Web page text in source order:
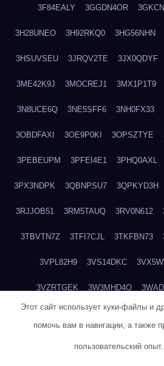
3F84EALY 3GGDN4OR
3H28UNEO 3H92RKQ0 3HG56NHN
3HSUVSEU 3JRQV2TE 3JX0QDYF
3ME42K9J 3MOCREJ1 3MX1P1T9
3N8UCE6Q 3NE5SFF6 3NH0FX33
3OBDFAXI 3OE9P0KI 3OPSZTYE
3PEBEUPM 3PFEI4E1 3PHQ0AXL
3PX3NDPK 3QBNPSU7 3QPKYD3H
3RJJOB51 3RM5TAUQ 3RV0N612
3TBVTN7Z 3TFI7CJL 3TKFBN73
3VPL82H9 3VS14DKC
3VZRTGEK 3W3MHD4O
3WQDYCWK 3WTTA97N
Этот сайт использует куки-файлы и
помочь вам в навигации, а также
пользовательский опыт.